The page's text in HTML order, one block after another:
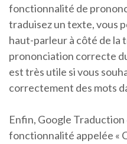
fonctionnalité de
traduisez un texte, vous
haut-parleur à côté de la
prononciation correcte
est très utile si vous
correctement des mots
Enfin, Google Traduction
fonctionnalité appelée «